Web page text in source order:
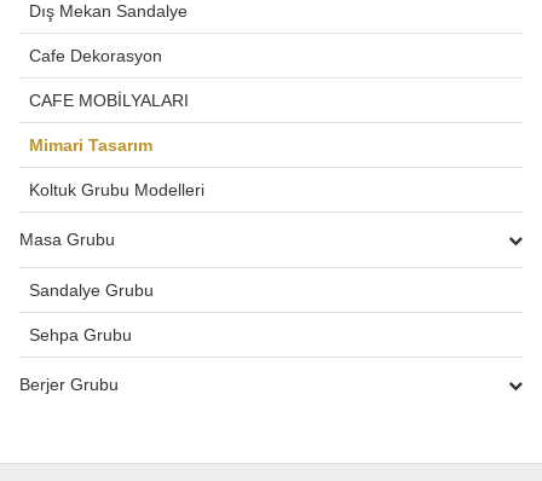
Dış Mekan Sandalye
Cafe Dekorasyon
CAFE MOBİLYALARI
Mimari Tasarım
Koltuk Grubu Modelleri
Masa Grubu
Sandalye Grubu
Sehpa Grubu
Berjer Grubu